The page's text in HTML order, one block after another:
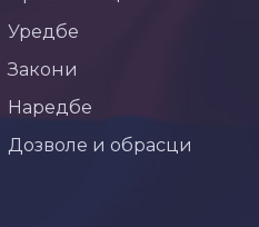
Уредбе
Закони
Наредбе
Дозволе и обрасци